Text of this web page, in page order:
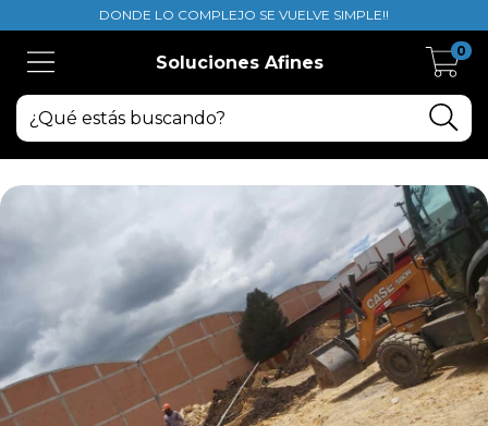
DONDE LO COMPLEJO SE VUELVE SIMPLE!!
Soluciones Afines
0